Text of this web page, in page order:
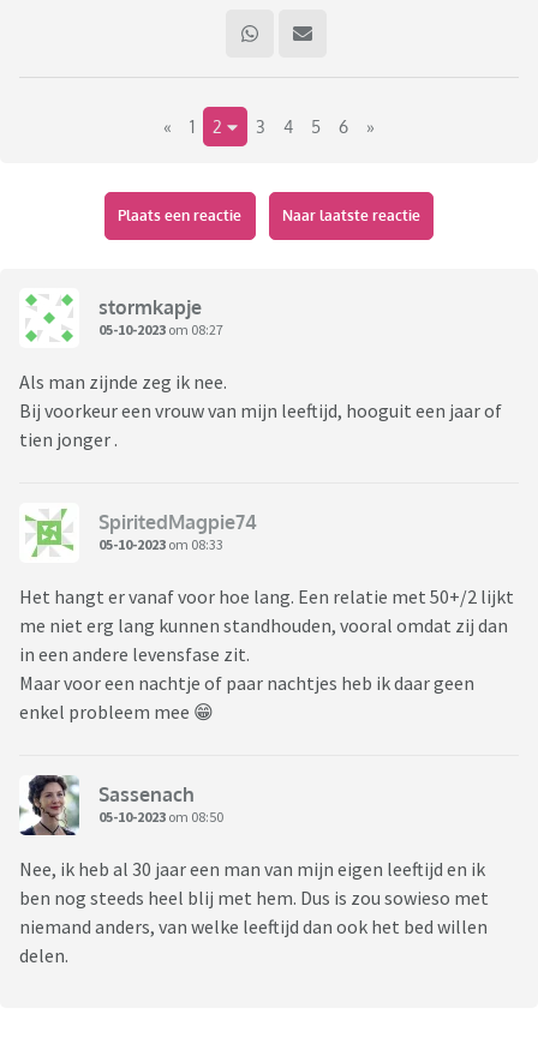
peilingopties de opties ja en nee. En het max aantal
antwoorden 1.
Kopieer tot slot deze hele tekst plaats deze in je bericht,
bedoeling is.
« 1 2 3 4 5 6 »
Plaats een reactie Naar laatste reactie
stormkapje
05-10-2023 om 08:27
Als man zijnde zeg ik nee.
Bij voorkeur een vrouw van mijn leeftijd, hooguit een jaar of
tien jonger .
SpiritedMagpie74
05-10-2023 om 08:33
Het hangt er vanaf voor hoe lang. Een relatie met 50+/2 lijkt
me niet erg lang kunnen standhouden, vooral omdat zij dan
in een andere levensfase zit.
Maar voor een nachtje of paar nachtjes heb ik daar geen
enkel probleem mee 😁
Sassenach
05-10-2023 om 08:50
Nee, ik heb al 30 jaar een man van mijn eigen leeftijd en ik
ben nog steeds heel blij met hem. Dus is zou sowieso met
niemand anders, van welke leeftijd dan ook het bed willen
delen.